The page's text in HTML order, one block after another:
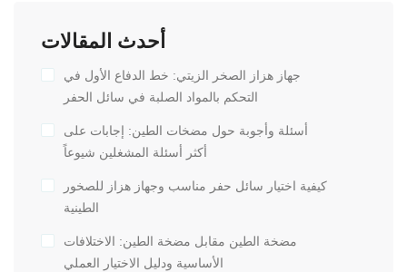
أحدث المقالات
جهاز هزاز الصخر الزيتي: خط الدفاع الأول في
التحكم بالمواد الصلبة في سائل الحفر
أسئلة وأجوبة حول مضخات الطين: إجابات على
أكثر أسئلة المشغلين شيوعاً
كيفية اختيار سائل حفر مناسب وجهاز هزاز للصخور
الطينية
مضخة الطين مقابل مضخة الطين: الاختلافات
الأساسية ودليل الاختيار العملي